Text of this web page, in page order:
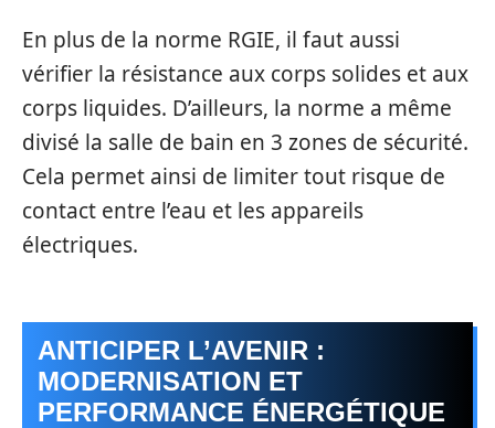
En plus de la norme RGIE, il faut aussi
vérifier la résistance aux corps solides et aux
corps liquides. D’ailleurs, la norme a même
divisé la salle de bain en 3 zones de sécurité.
Cela permet ainsi de limiter tout risque de
contact entre l’eau et les appareils
électriques.
ANTICIPER L’AVENIR :
MODERNISATION ET
PERFORMANCE ÉNERGÉTIQUE